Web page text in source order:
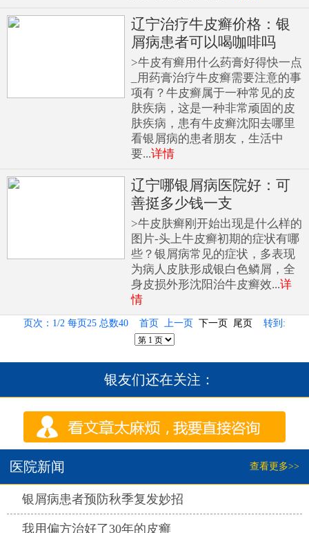
辽宁治疗牛皮癣价格：银
屑病患者可以喝咖啡吗
>牛皮有癣用什么药膏好得快一点
_用药膏治疗牛皮癣需要注意的事
项有？牛皮癣属于一种常见的皮
肤疾病，这是一种非常顽固的皮
肤疾病，患有牛皮癣沈阳去哪里
看银屑病的患者朋友，生活中
要...详情
辽宁哪银屑病医院好：可
善挺多少钱一支
>牛皮肤癣刚开始出现是什么样的
图片-头上牛皮癣初期的症状有哪
些？银屑病常见的症状，多表现
为病人皮肤形成银白色鳞屑，全
身皮损外形沈阳治牛皮癣效...详
情
页次：1/2 每页25 总数40 首页 上一页 下一页 尾页 转到:
银友们还在关注：
医院新闻 查看更多>>
银屑病患者预防秋季复发妙招
我用偏方治好了30年的皮癣